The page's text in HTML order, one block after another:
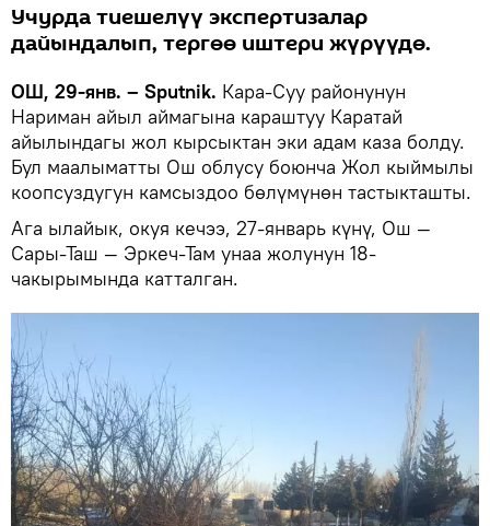
Учурда тиешелүү экспертизалар
дайындалып, тергөө иштери жүрүүдө.
ОШ, 29-янв. – Sputnik. Кара-Суу районунун
Нариман айыл аймагына караштуу Каратай
айылындагы жол кырсыктан эки адам каза болду.
Бул маалыматты Ош облусу боюнча Жол кыймылы
коопсуздугун камсыздоо бөлүмүнөн тастыкташты.
Ага ылайык, окуя кечээ, 27-январь күнү, Ош —
Сары-Таш — Эркеч-Там унаа жолунун 18-
чакырымында катталган.